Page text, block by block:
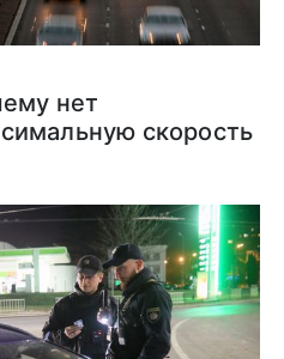
нет
скорость